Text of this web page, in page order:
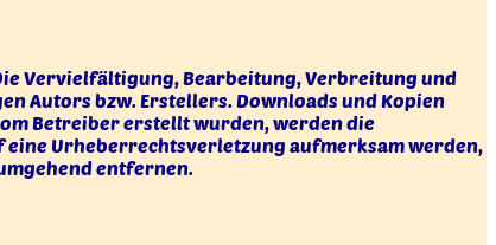
Vervielfältigung, Bearbeitung, Verbreitung und
Autors bzw. Erstellers. Downloads und Kopien
Betreiber erstellt wurden, werden die
Urheberrechtsverletzung aufmerksam werden,
entfernen.